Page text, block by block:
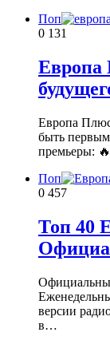
Поп
0 131
Европа
Европа Плюс
быть
премьеры:
Поп
0 457
Топ 40
версии
в…